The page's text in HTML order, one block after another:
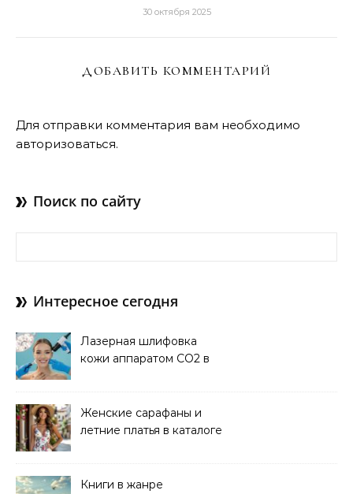
30 октября 2025
ДОБАВИТЬ КОММЕНТАРИЙ
Для отправки комментария вам необходимо
авторизоваться.
Поиск по сайту
Интересное сегодня
Лазерная шлифовка
кожи аппаратом CO2 в
Женские сарафаны и
летние платья в каталоге
Книги в жанре